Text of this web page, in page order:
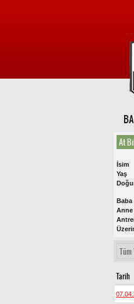
At
İsim
Yaş
Baba
Anne
Tüm
Tarih